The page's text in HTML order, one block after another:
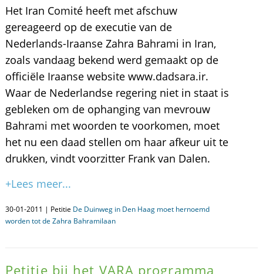
Het Iran Comité heeft met afschuw
gereageerd op de executie van de
Nederlands-Iraanse Zahra Bahrami in Iran,
zoals vandaag bekend werd gemaakt op de
officiële Iraanse website www.dadsara.ir.
Waar de Nederlandse regering niet in staat is
gebleken om de ophanging van mevrouw
Bahrami met woorden te voorkomen, moet
het nu een daad stellen om haar afkeur uit te
drukken, vindt voorzitter Frank van Dalen.
+Lees meer...
30-01-2011 | Petitie De Duinweg in Den Haag moet hernoemd
worden tot de Zahra Bahramilaan
Petitie bij het VARA programma